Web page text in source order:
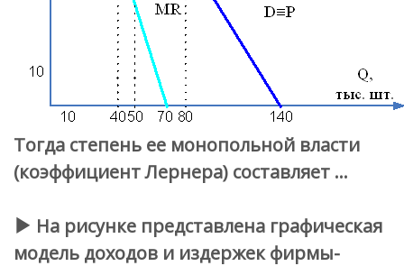
Тогда степень ее монопольной власти
(коэффициент Лернера) составляет …
На рисунке представлена графическая
модель доходов и издержек фирмы-